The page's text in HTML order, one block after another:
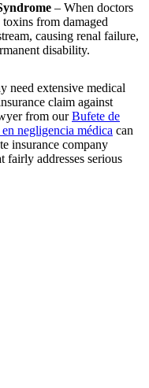
– When doctors
toxins from damaged
causing renal failure,
disability.
need extensive medical
claim against
from ourBufete de
negligencia médica can
insurance company
fairly addresses serious